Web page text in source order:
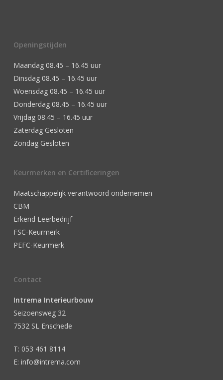
Openingstijden
Maandag 08.45 – 16.45 uur
Dinsdag 08.45 – 16.45 uur
Woensdag 08.45 – 16.45 uur
Donderdag 08.45 – 16.45 uur
Vrijdag 08.45 – 16.45 uur
Zaterdag Gesloten
Zondag Gesloten
Keurmerken en Certificeringen
Maatschappelijk verantwoord ondernemen
CBM
Erkend Leerbedrijf
FSC-Keurmerk
PEFC-Keurmerk
Contact
Intrema Interieurbouw
Seizoensweg 32
7532 SL Enschede
T: 053 461 8114
E: info@intrema.com